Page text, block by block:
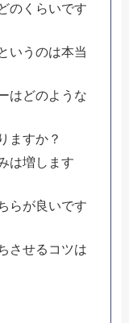
のくらいです
いうのは本当
はどのような
ますか？
は増します
らが良いです
させるコツは